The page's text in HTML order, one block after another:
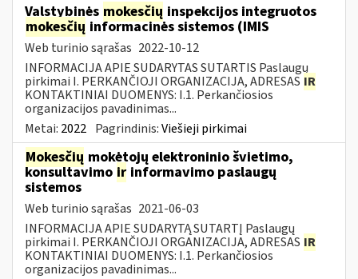
Valstybinės mokesčių inspekcijos integruotos
mokesčių informacinės sistemos (IMIS
Web turinio sąrašas 2022-10-12
INFORMACIJA APIE SUDARYTAS SUTARTIS Paslaugų
pirkimai I. PERKANČIOJI ORGANIZACIJA, ADRESAS IR
KONTAKTINIAI DUOMENYS: I.1. Perkančiosios
organizacijos pavadinimas...
Metai: 2022 Pagrindinis:Viešieji pirkimai
Mokesčių mokėtojų elektroninio švietimo,
konsultavimo ir informavimo paslaugų
sistemos
Web turinio sąrašas 2021-06-03
INFORMACIJA APIE SUDARYTĄ SUTARTĮ Paslaugų
pirkimai I. PERKANČIOJI ORGANIZACIJA, ADRESAS IR
KONTAKTINIAI DUOMENYS: I.1. Perkančiosios
organizacijos pavadinimas...